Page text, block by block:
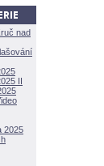
nad
II
2025